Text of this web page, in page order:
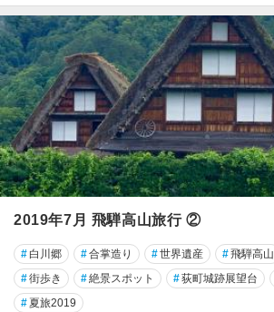
2019年7月 飛騨高山旅行 ②
# 白川郷 #合掌造り #世界遺産 #飛騨高山
#街歩き #絶景スポット #荻町城跡展望台
# 夏旅2019